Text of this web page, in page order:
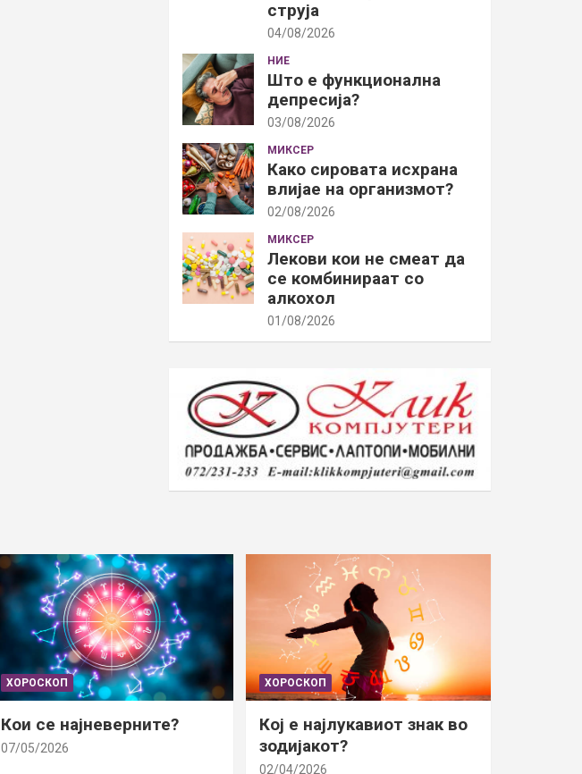
струја
04/08/2026
НИЕ
Што е функционална
депресија?
03/08/2026
МИКСЕР
Како сировата исхрана
влијае на организмот?
02/08/2026
МИКСЕР
Лекови кои не смеат да
се комбинираат со
алкохол
01/08/2026
ХОРОСКОП
Кои се најневерните?
07/05/2026
ХОРОСКОП
Кој е најлукавиот знак во
зодијакот?
02/04/2026